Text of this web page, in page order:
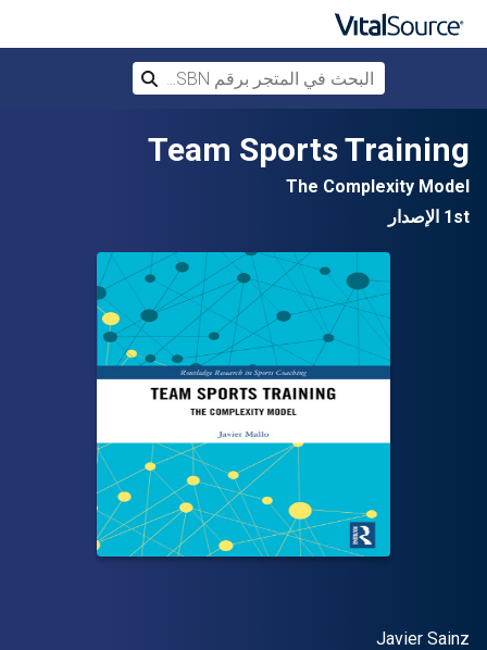
Team Sports Training
The Complexity Model
1st الإصدار
المؤلف (المؤلفون)
Javier Sainz